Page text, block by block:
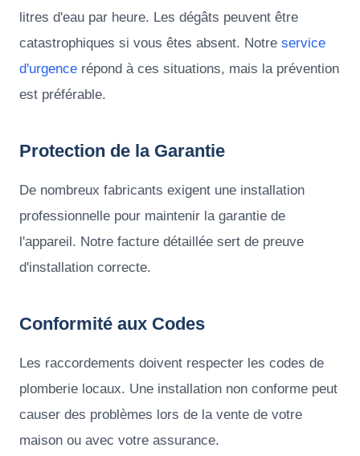
litres d'eau par heure. Les dégâts peuvent être
catastrophiques si vous êtes absent. Notre service
d'urgence répond à ces situations, mais la prévention
est préférable.
Protection de la Garantie
De nombreux fabricants exigent une installation
professionnelle pour maintenir la garantie de
l'appareil. Notre facture détaillée sert de preuve
d'installation correcte.
Conformité aux Codes
Les raccordements doivent respecter les codes de
plomberie locaux. Une installation non conforme peut
causer des problèmes lors de la vente de votre
maison ou avec votre assurance.